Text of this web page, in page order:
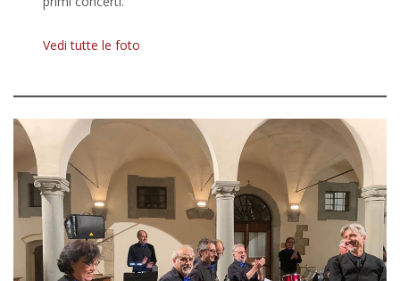
Vedi tutte le foto